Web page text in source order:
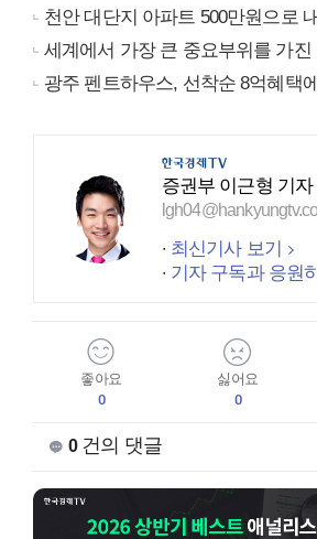
천안 대단지 아파트 500만원으로
세계에서 가장 큰 중요부위를 가진
광주 펜트하우스, 선착순 8억혜택
증권부 이근형 기자
최신기사 보기
기자 구독과 응원
좋아요
0
싫어요
0
0건의 댓글